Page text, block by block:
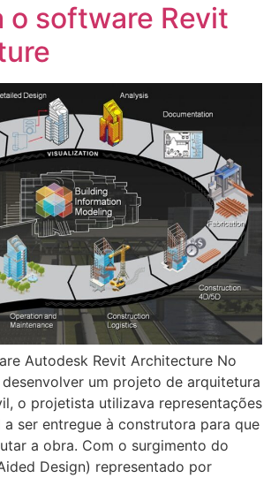
o software Revit
Autodesk Revit Architecture No
um projeto de arquitetura
o projetista utilizava representações
ser entregue à construtora para que
a obra. Com o surgimento do
Design) representado por